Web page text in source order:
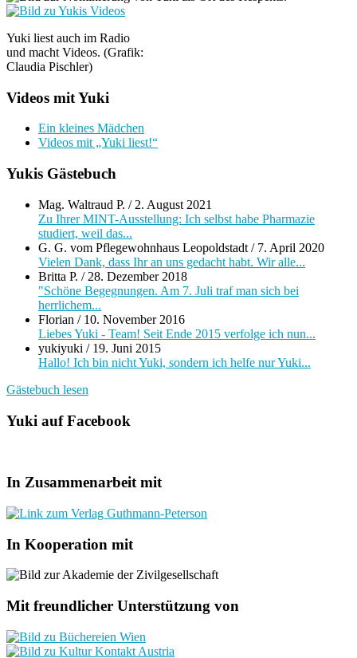
Yuki liest auch im Radio
und macht Videos. (Grafik:
Claudia Pischler)
Videos mit Yuki
Ein kleines Mädchen
Videos mit „Yuki liest!“
Yukis Gästebuch
Mag. Waltraud P. / 2. August 2021
Zu Ihrer MINT-Ausstellung: Ich selbst habe Pharmazie
studiert, weil das...
G. G. vom Pflegewohnhaus Leopoldstadt / 7. April 2020
Vielen Dank, dass Ihr an uns gedacht habt. Wir alle...
Britta P. / 28. Dezember 2018
"Schöne Begegnungen. Am 7. Juli traf man sich bei
herrlichem...
Florian / 10. November 2016
Liebes Yuki - Team! Seit Ende 2015 verfolge ich nun...
yukiyuki / 19. Juni 2015
Hallo! Ich bin nicht Yuki, sondern ich helfe nur Yuki...
Gästebuch lesen
Yuki auf Facebook
In Zusammenarbeit mit
In Kooperation mit
Mit freundlicher Unterstützung von